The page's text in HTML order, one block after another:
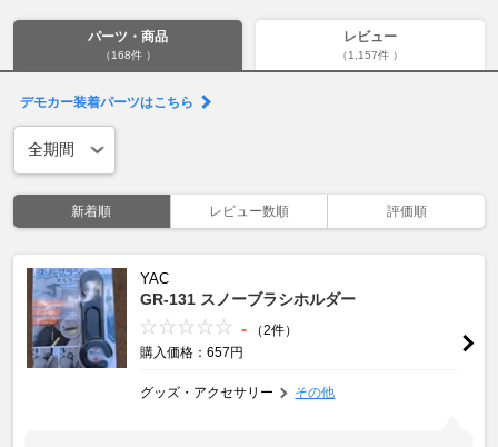
パーツ・商品
（168件 ）
レビュー
（1,157件 ）
デモカー装着パーツはこちら
新着順 レビュー数順 評価順
YAC
GR-131 スノーブラシホルダー
-
（2件）
購入価格：657円
グッズ・アクセサリー その他